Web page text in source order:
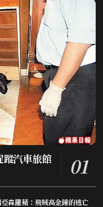
汽車旅館
森羅蘋：飛賊高金鐘的逃亡